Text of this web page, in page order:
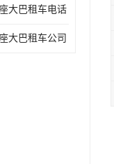
大巴租车电话
大巴租车公司